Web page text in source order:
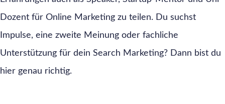
Dozent für Online Marketing zu teilen. Du suchst
Impulse, eine zweite Meinung oder fachliche
Unterstützung für dein Search Marketing? Dann bist du
hier genau richtig.